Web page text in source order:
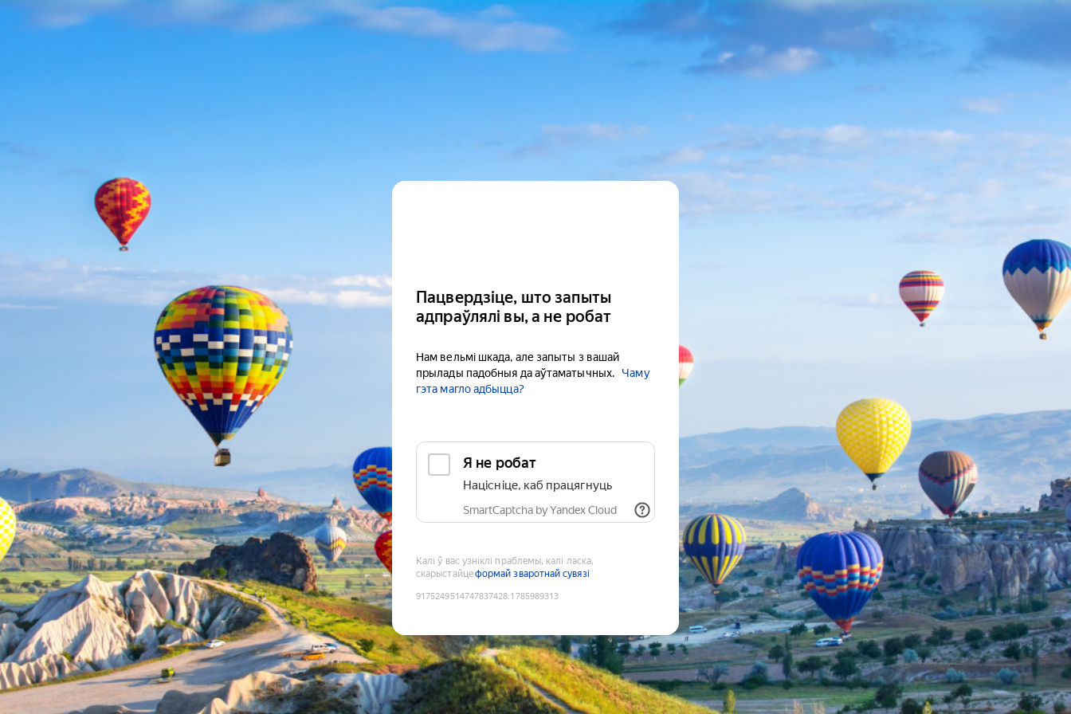
Пацвердзіце, што запыты
адпраўлялі вы, а не робат
Нам вельмі шкада, але запыты з вашай
прылады падобныя да аўтаматычных.
Чаму
гэта магло адбыцца?
Я не робат
Націсніце, каб працягнуць
SmartCaptcha by Yandex Cloud
Калі ў вас узніклі праблемы, калі ласка,
скарыстайцеформай зваротнай сувязі
9175249514747837428:1785989313